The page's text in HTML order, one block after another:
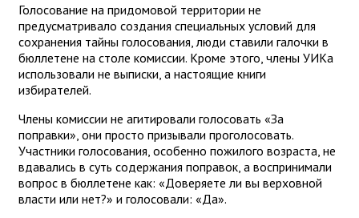
Голосование на придомовой территории не
предусматривало создания специальных условий для
сохранения тайны голосования, люди ставили галочки в
бюллетене на столе комиссии. Кроме этого, члены УИКа
использовали не выписки, а настоящие книги
избирателей.
Члены комиссии не агитировали голосовать «За
поправки», они просто призывали проголосовать.
Участники голосования, особенно пожилого возраста, не
вдавались в суть содержания поправок, а воспринимали
вопрос в бюллетене как: «Доверяете ли вы верховной
власти или нет?» и голосовали: «Да».